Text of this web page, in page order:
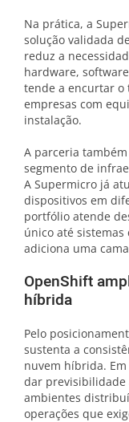
Na prática, a
solução validada
reduz a
hardware,
tende a encurtar o
empresas com
instalação.
A parceria
segmento de
A Supermicro já
dispositivos em
portfólio atende
único até sistemas
adiciona uma
OpenShift
híbrida
Pelo
sustenta a
nuvem híbrida.
dar previsibilidade
ambientes
operações que